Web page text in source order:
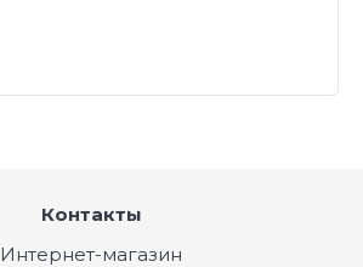
Контакты
Интернет-магазин